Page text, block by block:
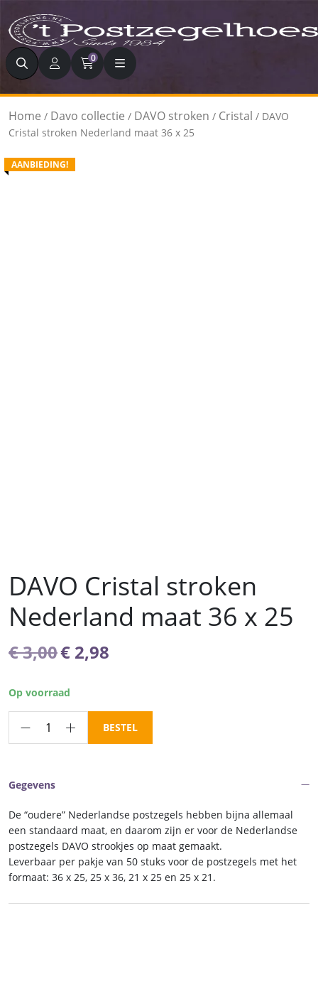
Zoeken 0
Home / Davo collectie / DAVO stroken / Cristal / DAVO
Cristal stroken Nederland maat 36 x 25
AANBIEDING!
DAVO Cristal stroken
Nederland maat 36 x 25
€3,00Oorspronkelijke
was:
€ 3,00.
€ 2,98
€ 2,98.
Op voorraad
DAVO
Cristal
36
x
25
aantal
BESTEL
Gegevens
De “oudere” Nederlandse postzegels hebben bijna allemaal
een standaard maat, en daarom zijn er voor de Nederlandse
postzegels DAVO strookjes op maat gemaakt.
Leverbaar per pakje van 50 stuks voor de postzegels met het
formaat: 36 x 25, 25 x 36, 21 x 25 en 25 x 21.